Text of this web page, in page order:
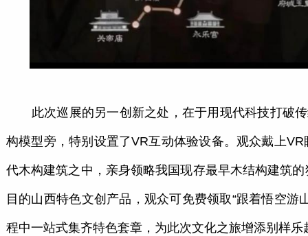
此次巡展的另一创新之处，在于用现代科技打破传
构模型旁，特别设置了VR互动体验设备。观众戴上
代木构建筑之中，亲身领略我国现存最早木结构建筑
目的山西特色文创产品，观众可免费领取“跟着悟空游
程中一站式集齐特色套章，为此次文化之旅增添别样乐